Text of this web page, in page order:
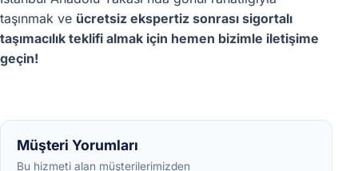
Müşteri Yorumları
Bu hizmeti alan müşterilerimizden
taşınmak ve ücretsiz ekspertiz sonrası sigortalı
taşımacılık teklifi almak için hemen bizimle iletişime
geçin!